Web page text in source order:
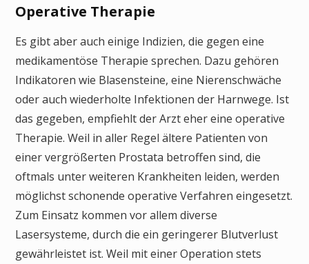
Operative Therapie
Es gibt aber auch einige Indizien, die gegen eine
medikamentöse Therapie sprechen. Dazu gehören
Indikatoren wie Blasensteine, eine Nierenschwäche
oder auch wiederholte Infektionen der Harnwege. Ist
das gegeben, empfiehlt der Arzt eher eine operative
Therapie. Weil in aller Regel ältere Patienten von
einer vergrößerten Prostata betroffen sind, die
oftmals unter weiteren Krankheiten leiden, werden
möglichst schonende operative Verfahren eingesetzt.
Zum Einsatz kommen vor allem diverse
Lasersysteme, durch die ein geringerer Blutverlust
gewährleistet ist. Weil mit einer Operation stets